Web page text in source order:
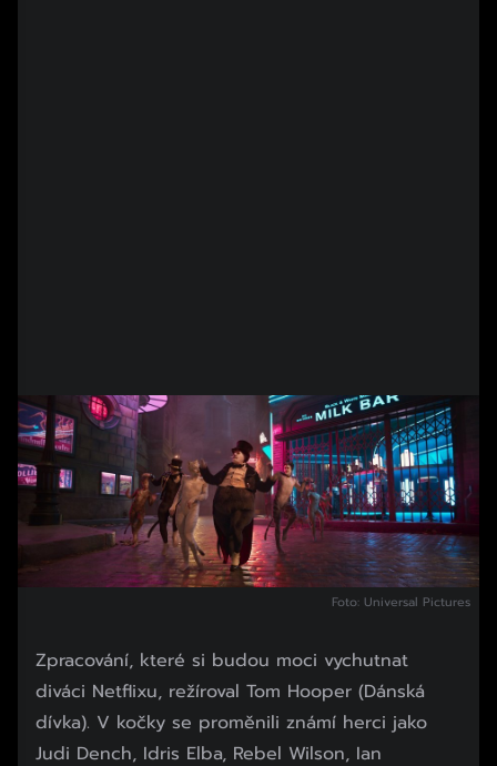
Foto: Universal Pictures
Zpracování, které si budou moci vychutnat
diváci Netflixu, režíroval Tom Hooper (Dánská
dívka). V kočky se proměnili známí herci jako
Judi Dench, Idris Elba, Rebel Wilson, Ian